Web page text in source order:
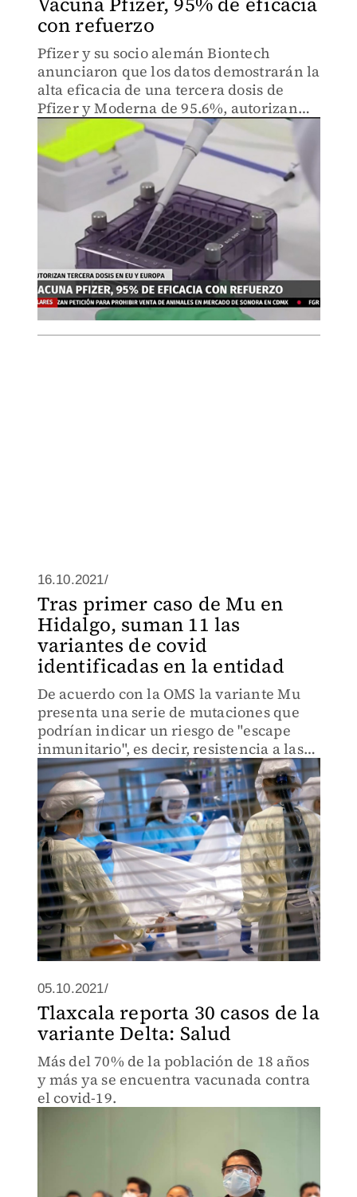
con refuerzo
Pfizer y su socio alemán Biontech
anunciaron que los datos demostrarán la
alta eficacia de una tercera dosis de
Pfizer y Moderna de 95.6%, autorizan
tercera dosis.
16.10.2021/
Tras primer caso de Mu en
Hidalgo, suman 11 las
variantes de covid
identificadas en la entidad
De acuerdo con la OMS la variante Mu
presenta una serie de mutaciones que
podrían indicar un riesgo de "escape
inmunitario", es decir, resistencia a las
vacunas.
05.10.2021/
Tlaxcala reporta 30 casos de la
variante Delta: Salud
Más del 70% de la población de 18 años
y más ya se encuentra vacunada contra
el covid-19.